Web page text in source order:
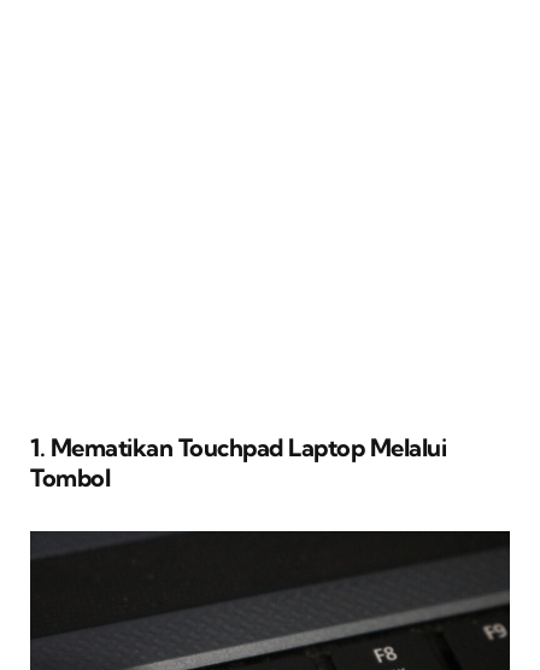
1. Mematikan Touchpad Laptop Melalui
Tombol